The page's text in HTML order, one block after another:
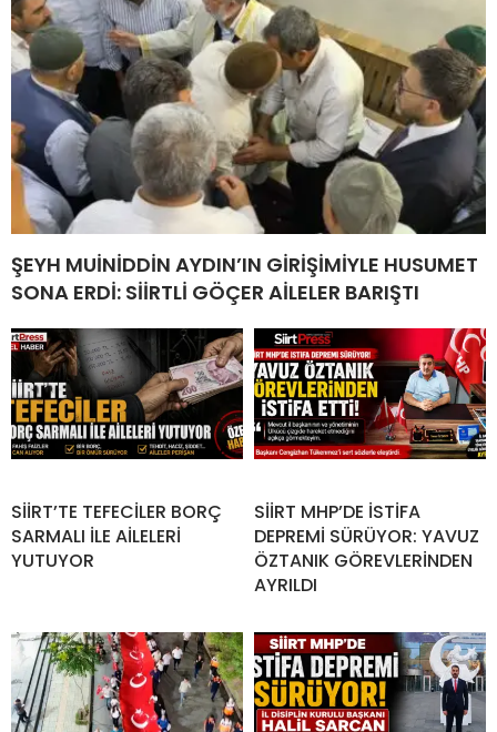
ŞEYH MUİNİDDİN AYDIN’IN GİRİŞİMİYLE HUSUMET
SONA ERDİ: SİİRTLİ GÖÇER AİLELER BARIŞTI
SİİRT’TE TEFECİLER BORÇ
SARMALI İLE AİLELERİ
YUTUYOR
SİİRT MHP’DE İSTİFA
DEPREMİ SÜRÜYOR: YAVUZ
ÖZTANIK GÖREVLERİNDEN
AYRILDI